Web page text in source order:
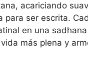
acariciando
ser escrita.
en una
más plena y